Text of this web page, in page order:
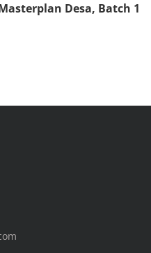
Desa, Batch 1